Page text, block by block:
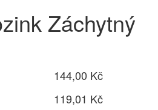
Záchytný
144,00 Kč
119,01 Kč